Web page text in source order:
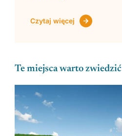
Czytaj więcej
Te miejsca warto zwiedzić